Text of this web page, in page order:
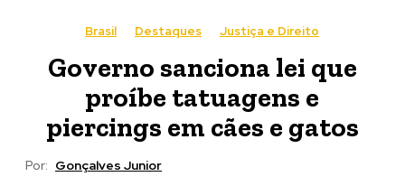
Brasil Destaques Justiça e Direito
Governo sanciona lei que
proíbe tatuagens e
piercings em cães e gatos
Por: Gonçalves Junior